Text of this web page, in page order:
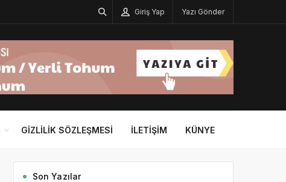
Giriş Yap Yazı Gönder
GIZLILIK SÖZLEŞMESI İLETIŞIM KÜNYE
Son Yazılar